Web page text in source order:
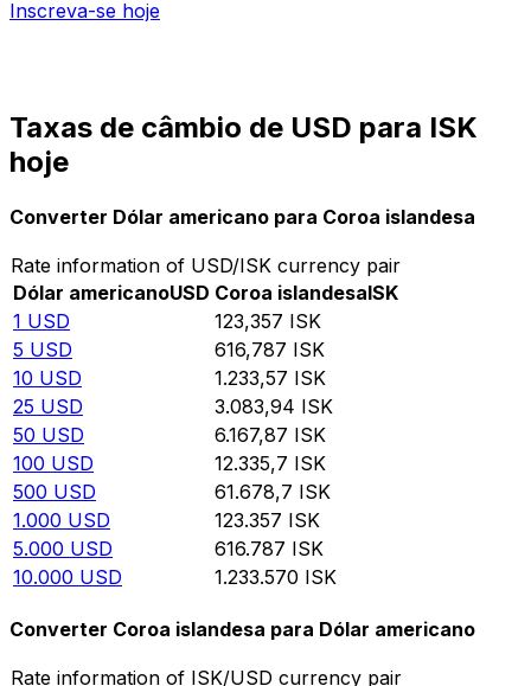
Inscreva-se hoje
Taxas de câmbio de USD para ISK
hoje
Converter Dólar americano para Coroa islandesa
Rate information of USD/ISK currency pair
Dólar americanoUSD Coroa islandesaISK
1 USD 123,357 ISK
5 USD 616,787 ISK
10 USD 1.233,57 ISK
25 USD 3.083,94 ISK
50 USD 6.167,87 ISK
100 USD 12.335,7 ISK
500 USD 61.678,7 ISK
1.000 USD 123.357 ISK
5.000 USD 616.787 ISK
10.000 USD 1.233.570 ISK
Converter Coroa islandesa para Dólar americano
Rate information of ISK/USD currency pair